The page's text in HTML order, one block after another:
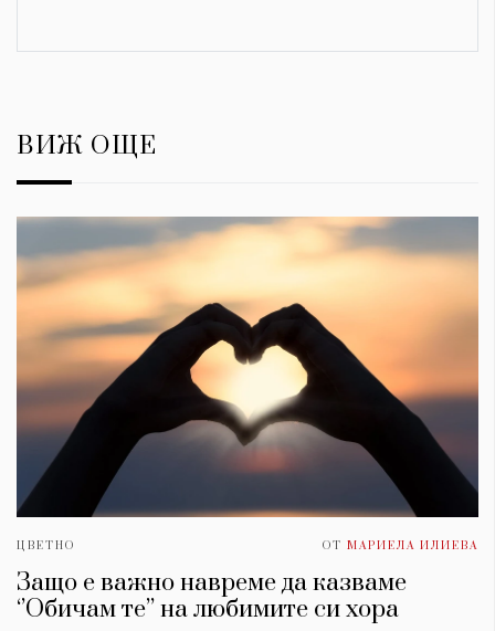
ВИЖ ОЩЕ
ЦВЕТНО ОТ МАРИЕЛА ИЛИЕВА
Защо е важно навреме да казваме
‘’Обичам те’’ на любимите си хора